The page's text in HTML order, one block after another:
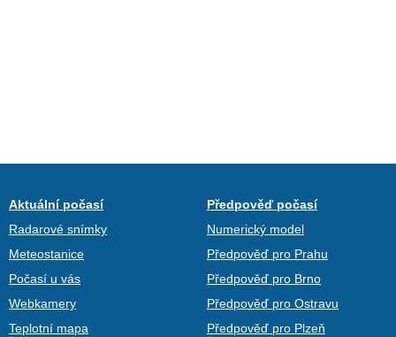
Aktuální počasí
Radarové snímky
Meteostanice
Počasí u vás
Webkamery
Teplotní mapa
Předpověď počasí
Numerický model
Předpověď pro Prahu
Předpověď pro Brno
Předpověď pro Ostravu
Předpověď pro Plzeň